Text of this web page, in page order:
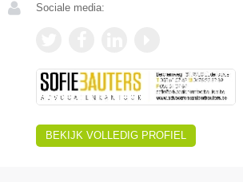
Sociale media:
BEKIJK VOLLEDIG PROFIEL